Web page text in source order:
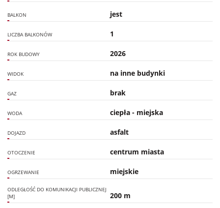
BALKON jest
LICZBA BALKONÓW 1
ROK BUDOWY 2026
WIDOK na inne budynki
GAZ brak
WODA ciepła - miejska
DOJAZD asfalt
OTOCZENIE centrum miasta
OGRZEWANIE miejskie
ODLEGŁOŚĆ DO KOMUNIKACJI PUBLICZNEJ
[M]
200 m